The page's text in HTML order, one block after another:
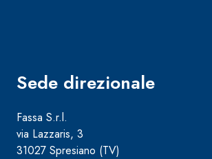
Sede direzionale
Fassa S.r.l.
via Lazzaris, 3
31027 Spresiano (TV)